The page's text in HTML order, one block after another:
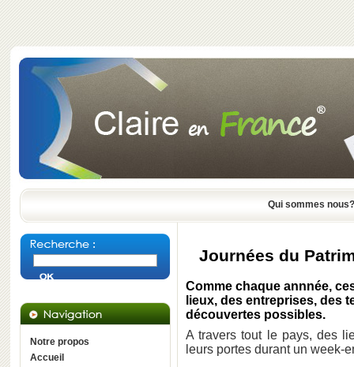
Qui sommes nous?
Notre propos
Accueil
Journées du
Comme chaque annnée,
lieux, des entreprises, des
découvertes possibles.
A travers tout le pays, des
leurs portes durant un week-